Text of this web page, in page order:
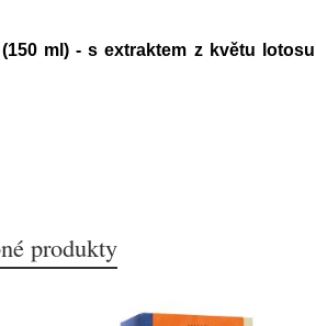
ml) - s extraktem z květu lotosu
produkty